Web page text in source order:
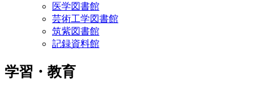
医学図書館
芸術工学図書館
筑紫図書館
記録資料館
学習・教育